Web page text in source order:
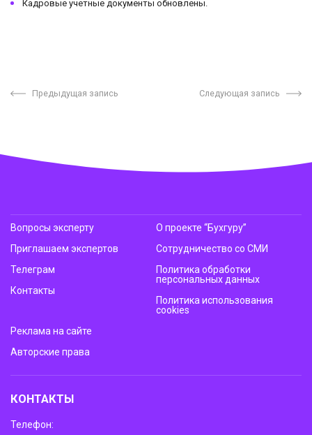
Кадровые учетные документы обновлены.
Предыдущая запись Следующая запись
Вопросы эксперту
Приглашаем экспертов
Телеграм
Контакты
О проекте “Бухгуру”
Сотрудничество со СМИ
Политика обработки
персональных данных
Политика использования
cookies
Реклама на сайте
Авторские права
КОНТАКТЫ
Телефон: